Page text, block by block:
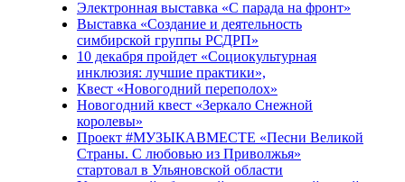
Электронная выставка «С парада на фронт»
Выставка «Создание и деятельность
симбирской группы РСДРП»
10 декабря пройдет «Социокультурная
инклюзия: лучшие практики»,
Квест «Новогодний переполох»
Новогодний квест «Зеркало Снежной
королевы»
Проект #МУЗЫКАВМЕСТЕ «Песни Великой
Страны. С любовью из Приволжья»
стартовал в Ульяновской области